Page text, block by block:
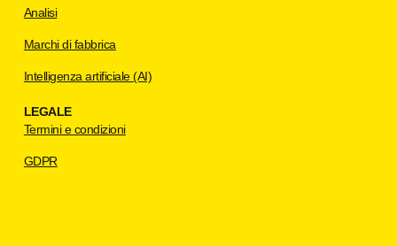
Analisi
Marchi di fabbrica
Intelligenza artificiale (AI)
LEGALE
Termini e condizioni
GDPR